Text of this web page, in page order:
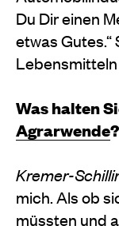
Du Dir einen
etwas Gutes.“
Was halten
Agrarwende?
Kremer-
mich. Als ob
müssten und